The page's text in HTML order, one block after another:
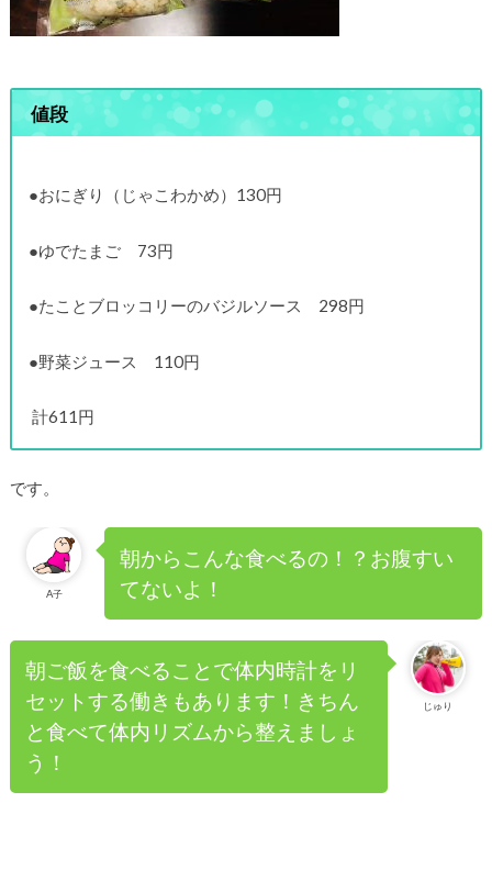
値段
●おにぎり（じゃこわかめ）130円
●ゆでたまご 73円
●たことブロッコリーのバジルソース 298円
●野菜ジュース 110円
計611円
です。
A子
朝からこんな食べるの！？お腹すい
てないよ！
じゅり
朝ご飯を食べることで体内時計をリ
セットする働きもあります！きちん
と食べて体内リズムから整えましょ
う！